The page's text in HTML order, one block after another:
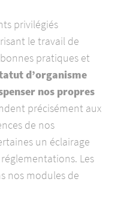
privilégiés
le travail de
pratiques et
d’organisme
nos propres
précisément aux
de nos
un éclairage
Les
nos modules de